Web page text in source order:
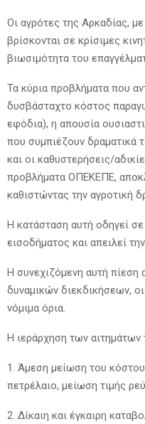
Οι αγρότες της Αρκαδίας,
βρίσκονται σε κρίσιμες
βιωσιμότητα του
Τα κύρια προβλήματα που
δυσβάσταχτο κόστος
εφόδια), η απουσία
που συμπιέζουν δραματικά
και οι καθυστερήσεις/
προβλήματα ΟΠΕΚΕΠΕ,
καθιστώντας την αγροτική
Η κατάσταση αυτή οδηγεί
εισοδήματος και απειλεί
Η συνεχιζόμενη αυτή πίεση
δυναμικών διεκδικήσεων,
νόμιμα όρια.
Η ιεράρχηση των
1. Άμεση μείωση του
πετρέλαιο, μείωση τιμής
2. Δίκαιη και έγκαιρη